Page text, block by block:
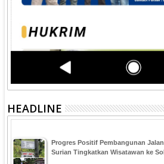
HEADLINE
Progres Positif Pembangunan
Surian Tingkatkan Wisatawan ke